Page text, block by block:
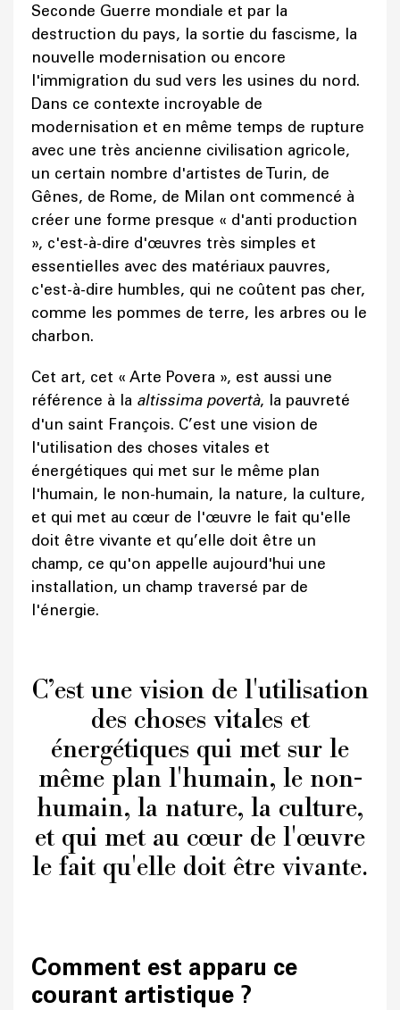
Seconde Guerre mondiale et par la
destruction du pays, la sortie du fascisme, la
nouvelle modernisation ou encore
l'immigration du sud vers les usines du nord.
Dans ce contexte incroyable de
modernisation et en même temps de rupture
avec une très ancienne civilisation agricole,
un certain nombre d'artistes de Turin, de
Gênes, de Rome, de Milan ont commencé à
créer une forme presque « d'anti production
», c'est-à-dire d'œuvres très simples et
essentielles avec des matériaux pauvres,
c'est-à-dire humbles, qui ne coûtent pas cher,
comme les pommes de terre, les arbres ou le
charbon.
Cet art, cet « Arte Povera », est aussi une
référence à la altissima povertà, la pauvreté
d'un saint François. C’est une vision de
l'utilisation des choses vitales et
énergétiques qui met sur le même plan
l'humain, le non-humain, la nature, la culture,
et qui met au cœur de l'œuvre le fait qu'elle
doit être vivante et qu’elle doit être un
champ, ce qu'on appelle aujourd'hui une
installation, un champ traversé par de
l'énergie.
C’est une vision de l'utilisation
des choses vitales et
énergétiques qui met sur le
même plan l'humain, le non-
humain, la nature, la culture,
et qui met au cœur de l'œuvre
le fait qu'elle doit être vivante.
Comment est apparu ce
courant artistique ?